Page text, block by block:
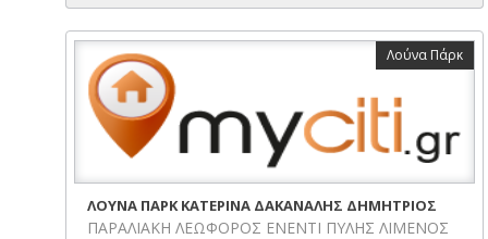
Λούνα Πάρκ
ΛΟΥΝΑ ΠΑΡΚ ΚΑΤΕΡΙΝΑ ΔΑΚΑΝΑΛΗΣ ΔΗΜΗΤΡΙΟΣ
ΠΑΡΑΛΙΑΚΗ ΛΕΩΦΟΡΟΣ ΕΝΕΝΤΙ ΠΥΛΗΣ ΛΙΜΕΝΟΣ